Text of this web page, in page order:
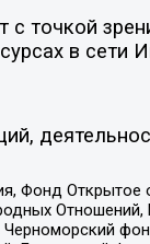
точкой
в сети
Фонд
Отношений,